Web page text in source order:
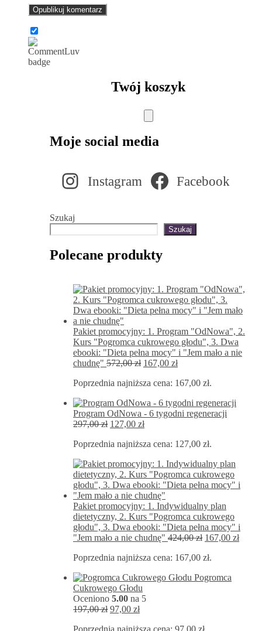
Twój koszyk
Moje social media
Instagram Facebook
Szukaj
Szukaj
Polecane produkty
Pakiet promocyjny: 1. Program "OdNowa", 2.
Kurs "Pogromca cukrowego głodu", 3. Dwa
ebooki: "Dieta pełna mocy" i "Jem mało a nie
chudnę" 572,00zł Pierwotna
wynosiła:
167,00 złAktualna
wynosi:
Poprzednia najniższa cena: 167,00 zł.
Program OdNowa - 6 tygodni regeneracji
297,00zł Pierwotna
wynosiła:
127,00 złAktualna
wynosi:
Poprzednia najniższa cena: 127,00 zł.
Pakiet promocyjny: 1. Indywidualny plan
dietetyczny, 2. Kurs "Pogromca cukrowego
głodu", 3. Dwa ebooki: "Dieta pełna mocy" i
"Jem mało a nie chudnę" 424,00zł Pierwotna
wynosiła:
167,00 zł
Poprzednia najniższa cena: 167,00 zł.
Pogromca
Cukrowego Głodu
Oceniono 5.00 na 5
197,00zł Pierwotna
97,00 złAktualna
Poprzednia najniższa cena: 97,00 zł.